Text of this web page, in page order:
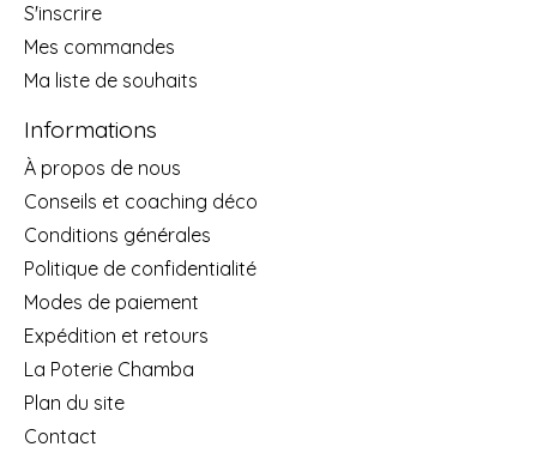
S'inscrire
Mes commandes
Ma liste de souhaits
Informations
À propos de nous
Conseils et coaching déco
Conditions générales
Politique de confidentialité
Modes de paiement
Expédition et retours
La Poterie Chamba
Plan du site
Contact